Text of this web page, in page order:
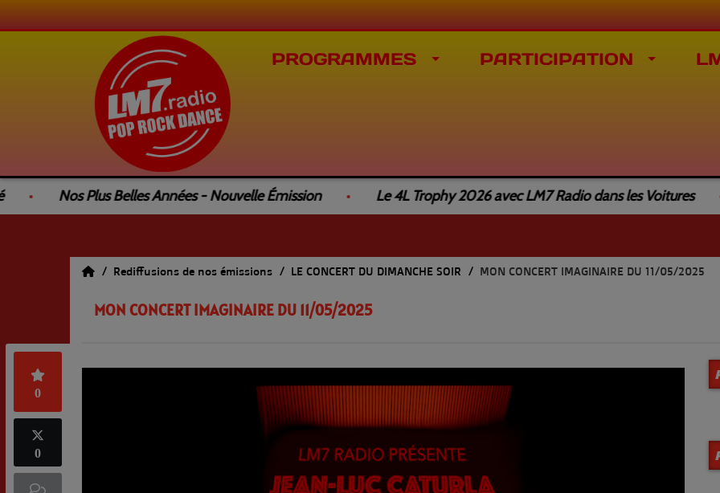
PROGRAMMES PARTICIPATION
Nos Plus Belles Années - Nouvelle Émission Le 4L Trophy 2026 avec LM7 Radio dans les Voitures
Rediffusions de nos émissions LE CONCERT DU DIMANCHE SOIR MON CONCERT IMAGINAIRE DU 11/05/2025
MON CONCERT IMAGINAIRE DU 11/05/2025
0
0